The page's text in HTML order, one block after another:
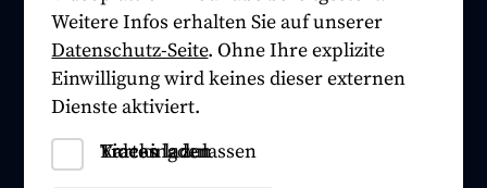
Weitere Infos erhalten Sie auf unserer
Datenschutz-Seite. Ohne Ihre explizite
Einwilligung wird keines dieser externen
Dienste aktiviert.
Tracking zulassen
Videos laden
Karten laden